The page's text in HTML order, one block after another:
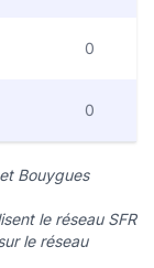
0
0
Bouygues
le réseau SFR
le réseau